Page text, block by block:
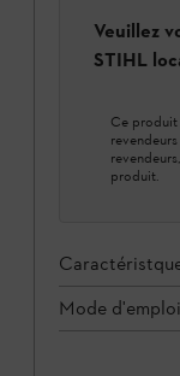
Veuillez
STIHL
Ce produit
produit.
Mode d'emploi